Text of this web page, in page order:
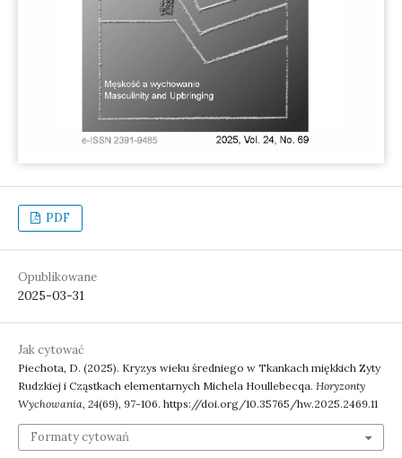
PDF
Opublikowane
2025-03-31
Jak cytować
Piechota, D. (2025). Kryzys wieku średniego w Tkankach miękkich Zyty
Rudzkiej i Cząstkach elementarnych Michela Houllebecqa. Horyzonty
Wychowania, 24(69), 97-106. https://doi.org/10.35765/hw.2025.2469.11
Formaty cytowań